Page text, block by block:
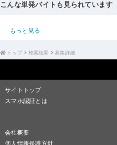
こんな単発バイトも見られています
もっと見る
トップ 検索結果 募集詳細
サイトトップ
スマホ認証とは
会社概要
個人情報保護方針